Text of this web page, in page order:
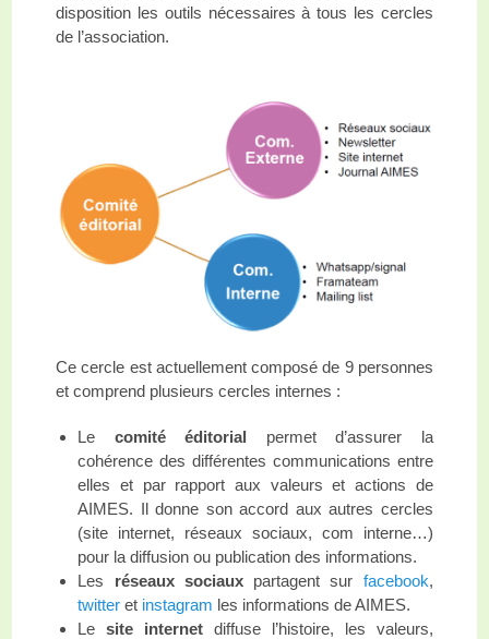
disposition les outils nécessaires à tous les cercles
de l’association.
Ce cercle est actuellement composé de 9 personnes
et comprend plusieurs cercles internes :
Le comité éditorial permet d’assurer la
cohérence des différentes communications entre
elles et par rapport aux valeurs et actions de
AIMES. Il donne son accord aux autres cercles
(site internet, réseaux sociaux, com interne…)
pour la diffusion ou publication des informations.
Les réseaux sociauxpartagent sur facebook,
twitter et instagram les informations de AIMES.
Lesite internet diffuse l’histoire, les valeurs,